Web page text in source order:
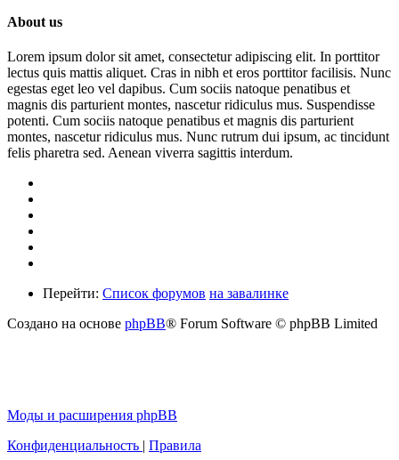
About us
Lorem ipsum dolor sit amet, consectetur adipiscing elit. In porttitor
lectus quis mattis aliquet. Cras in nibh et eros porttitor facilisis. Nunc
egestas eget leo vel dapibus. Cum sociis natoque penatibus et
magnis dis parturient montes, nascetur ridiculus mus. Suspendisse
potenti. Cum sociis natoque penatibus et magnis dis parturient
montes, nascetur ridiculus mus. Nunc rutrum dui ipsum, ac tincidunt
felis pharetra sed. Aenean viverra sagittis interdum.
Перейти: Список форумов на завалинке
Создано на основе phpBB® Forum Software © phpBB Limited
Моды и расширения phpBB
Конфиденциальность | Правила